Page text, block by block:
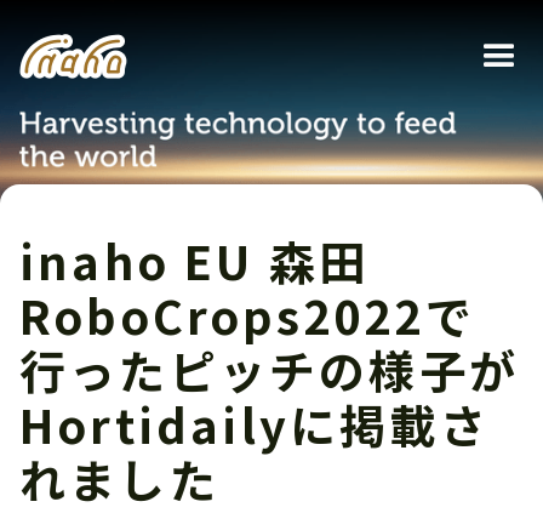
inaho EU 森田
RoboCrops2022で
行ったピッチの様子が
Hortidailyに掲載さ
れました